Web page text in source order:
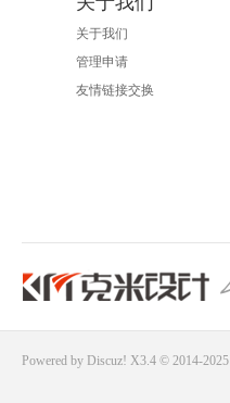
关于我们
管理申请
友情链接交换
Powered by Discuz! X3.4 © 2014-2025